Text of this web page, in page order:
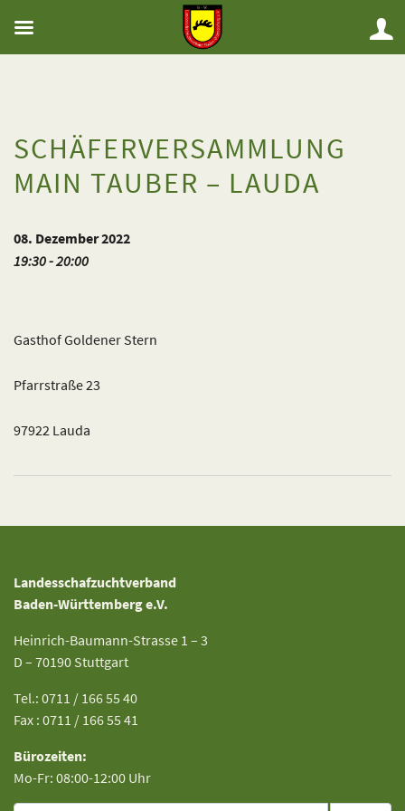
SCHÄFERVERSAMMLUNG
MAIN TAUBER – LAUDA
08. Dezember 2022
19:30 - 20:00
Gasthof Goldener Stern
Pfarrstraße 23
97922 Lauda
Landesschafzuchtverband
Baden-Württemberg e.V.
Heinrich-Baumann-Strasse 1 – 3
D – 70190 Stuttgart
Tel.: 0711 / 166 55 40
Fax : 0711 / 166 55 41
Bürozeiten:
Mo-Fr: 08:00-12:00 Uhr